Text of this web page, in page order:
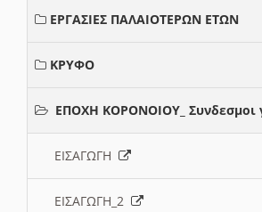
ΕΡΓΑΣΙΕΣ ΠΑΛΑΙΟΤΕΡΩΝ ΕΤΩΝ
ΚΡΥΦΟ
ΕΠΟΧΗ ΚΟΡΟΝΟΙΟΥ_ Συνδεσμοι
ΕΙΣΑΓΩΓΗ
ΕΙΣΑΓΩΓΗ_2